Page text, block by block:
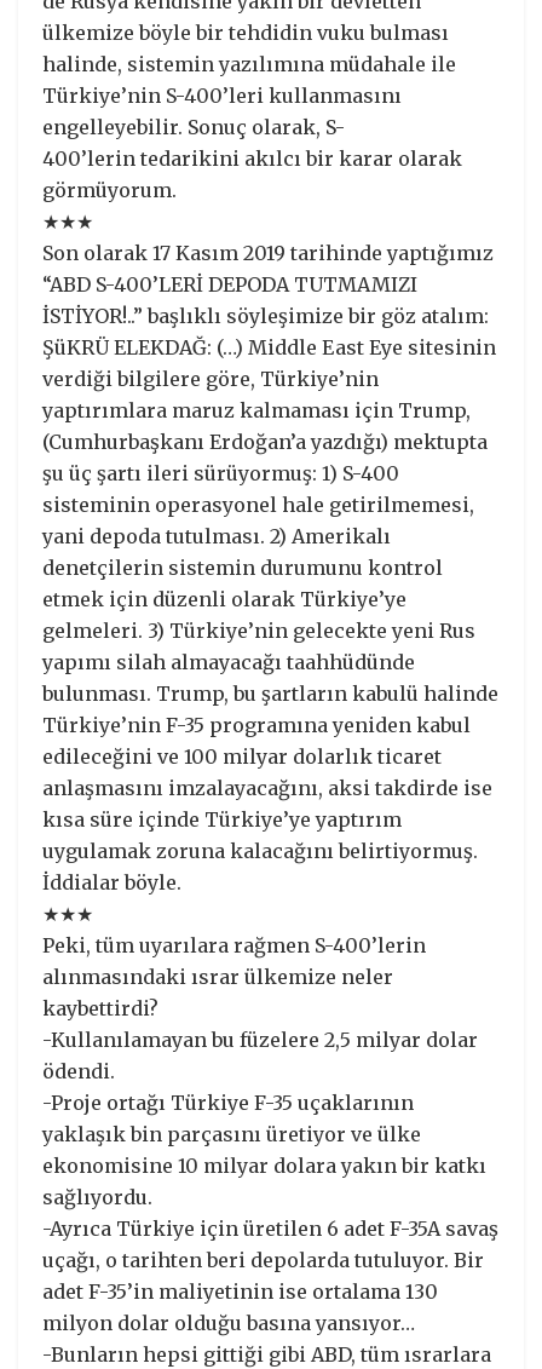
ülkemize böyle bir tehdidin vuku bulması
halinde, sistemin yazılımına müdahale ile
Türkiye’nin S-400’leri kullanmasını
engelleyebilir. Sonuç olarak, S-
400’lerin tedarikini akılcı bir karar olarak
görmüyorum.
★★★
Son olarak 17 Kasım 2019 tarihinde yaptığımız
“ABD S-400’LERİ DEPODA TUTMAMIZI
İSTİYOR!..” başlıklı söyleşimize bir göz atalım:
ŞüKRÜ ELEKDAĞ: (…) Middle East Eye sitesinin
verdiği bilgilere göre, Türkiye’nin
yaptırımlara maruz kalmaması için Trump,
(Cumhurbaşkanı Erdoğan’a yazdığı) mektupta
şu üç şartı ileri sürüyormuş: 1) S-400
sisteminin operasyonel hale getirilmemesi,
yani depoda tutulması. 2) Amerikalı
denetçilerin sistemin durumunu kontrol
etmek için düzenli olarak Türkiye’ye
gelmeleri. 3) Türkiye’nin gelecekte yeni Rus
yapımı silah almayacağı taahhüdünde
bulunması. Trump, bu şartların kabulü halinde
Türkiye’nin F-35 programına yeniden kabul
edileceğini ve 100 milyar dolarlık ticaret
anlaşmasını imzalayacağını, aksi takdirde ise
kısa süre içinde Türkiye’ye yaptırım
uygulamak zoruna kalacağını belirtiyormuş.
İddialar böyle.
★★★
Peki, tüm uyarılara rağmen S-400’lerin
alınmasındaki ısrar ülkemize neler
kaybettirdi?
-Kullanılamayan bu füzelere 2,5 milyar dolar
ödendi.
-Proje ortağı Türkiye F-35 uçaklarının
yaklaşık bin parçasını üretiyor ve ülke
ekonomisine 10 milyar dolara yakın bir katkı
sağlıyordu.
-Ayrıca Türkiye için üretilen 6 adet F-35A savaş
uçağı, o tarihten beri depolarda tutuluyor. Bir
adet F-35’in maliyetinin ise ortalama 130
milyon dolar olduğu basına yansıyor…
-Bunların hepsi gittiği gibi ABD, tüm ısrarlara